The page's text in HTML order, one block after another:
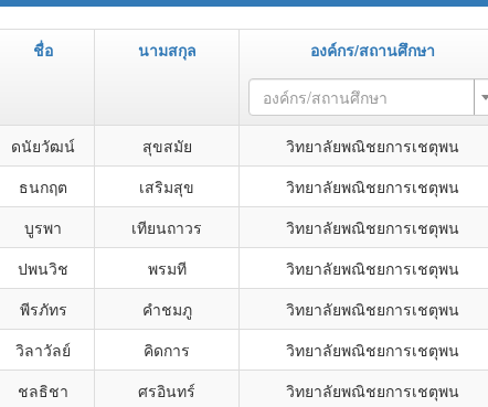
ชื่อ นามสกุล องค์กร/สถานศึกษา
องค์กร/สถานศึกษา
ดนัยวัฒน์ สุขสมัย วิทยาลัยพณิชยการเชตุพน
ธนกฤต เสริมสุข วิทยาลัยพณิชยการเชตุพน
บูรพา เทียนถาวร วิทยาลัยพณิชยการเชตุพน
ปพนวิช พรมที วิทยาลัยพณิชยการเชตุพน
พีรภัทร คำชมภู วิทยาลัยพณิชยการเชตุพน
วิลาวัลย์ คิดการ วิทยาลัยพณิชยการเชตุพน
ชลธิชา ศรอินทร์ วิทยาลัยพณิชยการเชตุพน